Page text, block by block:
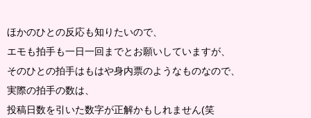
ほかのひとの反応も知りたいので、
エモも拍手も一日一回までとお願いしていますが、
そのひとの拍手はもはや身内票のようなものなので、
実際の拍手の数は、
投稿日数を引いた数字が正解かもしれません(笑